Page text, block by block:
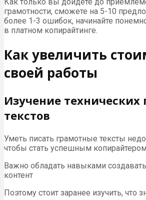
грамотности, сможете на 5-10
более 1-3 ошибок, начинайте
в платном копирайтинге.
Как увеличить
своей работы
Изучение технических
текстов
Уметь писать грамотные тексты
чтобы стать успешным копирайтером
Важно обладать навыками
контент
Поэтому стоит заранее изучить, что